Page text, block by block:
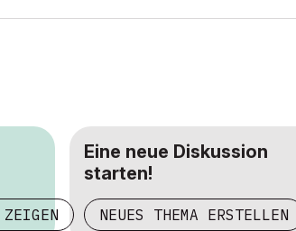
Eine neue Diskussion
starten!
NEUES THEMA ERSTELLEN